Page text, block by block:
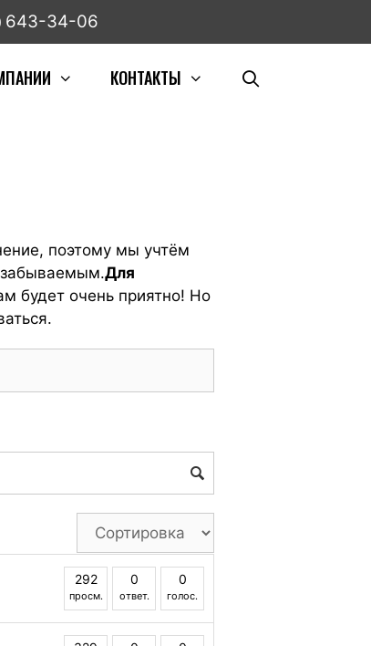
643-34-06
КОНТАКТЫ
поэтому мы учтём
Для
будет очень приятно! Но
292
просм.
0
ответ.
0
голос.